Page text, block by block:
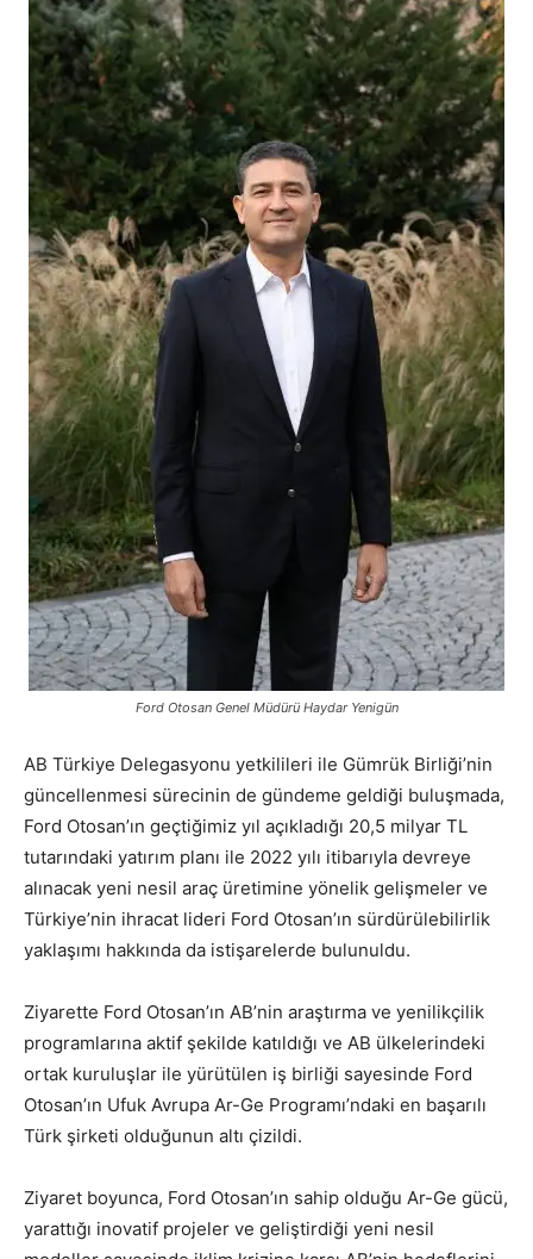
Ford Otosan Genel Müdürü Haydar Yenigün
AB Türkiye Delegasyonu yetkilileri ile Gümrük Birliği’nin
güncellenmesi sürecinin de gündeme geldiği buluşmada,
Ford Otosan’ın geçtiğimiz yıl açıkladığı 20,5 milyar TL
tutarındaki yatırım planı ile 2022 yılı itibarıyla devreye
alınacak yeni nesil araç üretimine yönelik gelişmeler ve
Türkiye’nin ihracat lideri Ford Otosan’ın sürdürülebilirlik
yaklaşımı hakkında da istişarelerde bulunuldu.
Ziyarette Ford Otosan’ın AB’nin araştırma ve yenilikçilik
programlarına aktif şekilde katıldığı ve AB ülkelerindeki
ortak kuruluşlar ile yürütülen iş birliği sayesinde Ford
Otosan’ın Ufuk Avrupa Ar-Ge Programı’ndaki en başarılı
Türk şirketi olduğunun altı çizildi.
Ziyaret boyunca, Ford Otosan’ın sahip olduğu Ar-Ge gücü,
yarattığı inovatif projeler ve geliştirdiği yeni nesil